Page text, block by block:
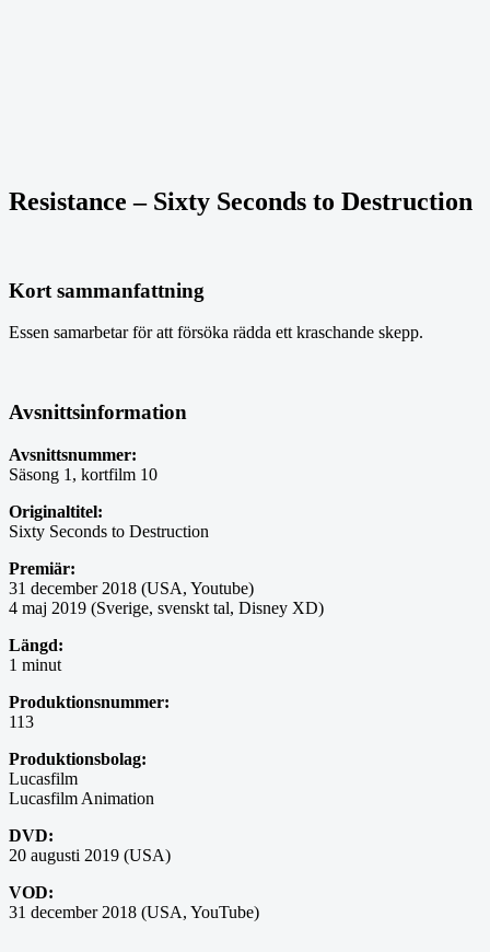
Resistance – Sixty Seconds to Destruction
Kort sammanfattning
Essen samarbetar för att försöka rädda ett kraschande skepp.
Avsnittsinformation
Avsnittsnummer:
Säsong 1, kortfilm 10
Originaltitel:
Sixty Seconds to Destruction
Premiär:
31 december 2018 (USA, Youtube)
4 maj 2019 (Sverige, svenskt tal, Disney XD)
Längd:
1 minut
Produktionsnummer:
113
Produktionsbolag:
Lucasfilm
Lucasfilm Animation
DVD:
20 augusti 2019 (USA)
VOD:
31 december 2018 (USA, YouTube)